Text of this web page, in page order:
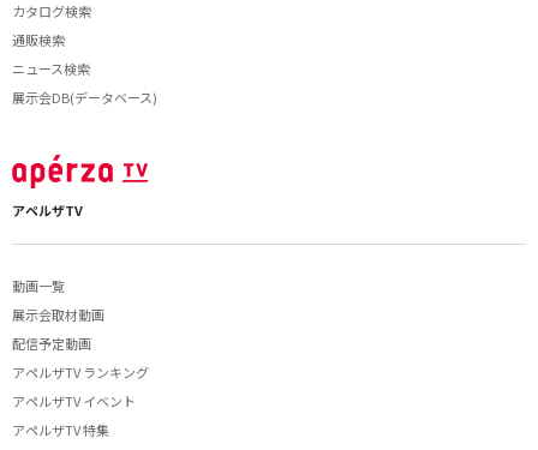
カタログ検索
通販検索
ニュース検索
展示会DB(データベース)
アペルザTV
動画一覧
展示会取材動画
配信予定動画
アペルザTV ランキング
アペルザTV イベント
アペルザTV 特集